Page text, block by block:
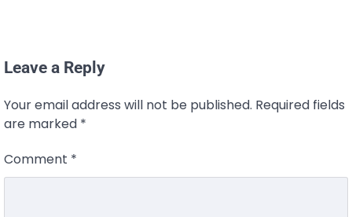
Leave a Reply
Your email address will not be published. Required fields
are marked *
Comment *